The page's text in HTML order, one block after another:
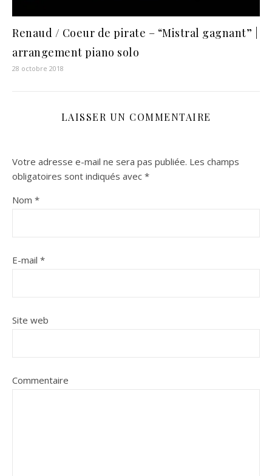
Renaud / Coeur de pirate – “Mistral gagnant” |
arrangement piano solo
28 octobre 2018
LAISSER UN COMMENTAIRE
Votre adresse e-mail ne sera pas publiée. Les champs
obligatoires sont indiqués avec *
Nom *
E-mail *
Site web
Commentaire